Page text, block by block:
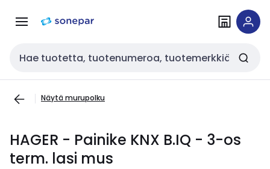
navigointiinsisältöön
Haku
Näytä murupolku
HAGER - Painike KNX B.IQ - 3-os
term. lasi mus